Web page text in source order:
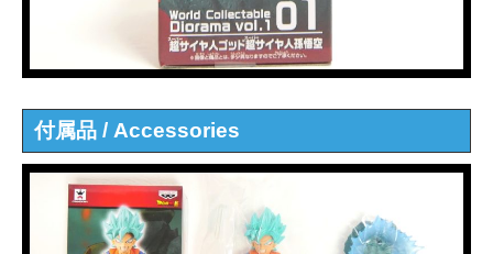
付属品 / Accessories